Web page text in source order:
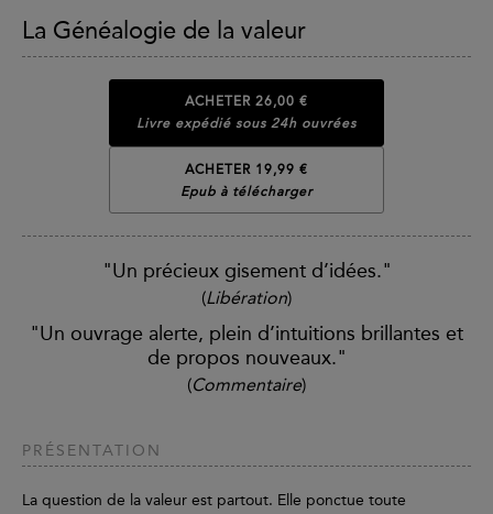
La Généalogie de la valeur
ACHETER 26,00 €
Livre expédié sous 24h ouvrées
ACHETER 19,99 €
Epub à télécharger
"Un précieux gisement d’idées."
(Libération)
"Un ouvrage alerte, plein d’intuitions brillantes et
de propos nouveaux."
(Commentaire)
PRÉSENTATION
La question de la valeur est partout. Elle ponctue toute